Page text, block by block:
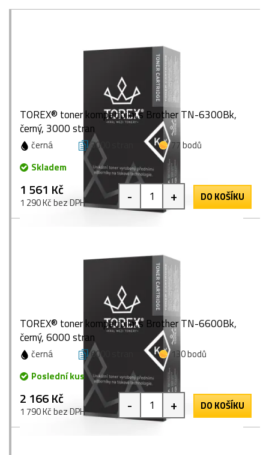
TOREX® toner kompatibilní s Brother TN-6300Bk,
černý, 3000 stran
černá 3000 stran
77 bodů
Skladem
1 561 Kč
1 290 Kč bez DPH - + DO KOŠÍKU
TOREX® toner kompatibilní s Brother TN-6600Bk,
černý, 6000 stran
černá 6000 stran
130 bodů
Poslední kus
2 166 Kč
1 790 Kč bez DPH - + DO KOŠÍKU